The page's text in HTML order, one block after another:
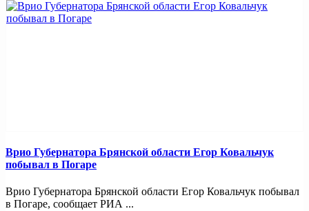
Врио Губернатора Брянской области Егор Ковальчук
побывал в Погаре
Врио Губернатора Брянской области Егор Ковальчук побывал
в Погаре, сообщает РИА ...